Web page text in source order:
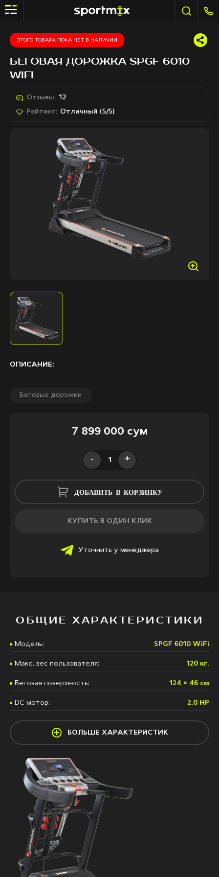
ЭТОГО ТОВАРА ПОКА НЕТ В НАЛИЧИИ
БЕГОВАЯ ДОРОЖКА SPGF 6010
WIFI
Отзывы: 12
Рейтинг: Отличный (5/5)
Беговые дорожки
ОПИСАНИЕ:
7 899 000 сум
- +
Уточнить у менеджера
ДОБАВИТЬ В КОРЗИНКУ
КУПИТЬ В ОДИН КЛИК
ОБЩИЕ ХАРАКТЕРИСТИКИ
Модель: SPGF 6010 WiFi
Макс. вес пользователя: 120 кг.
Беговая поверхность: 124 × 46 см
DС мотор: 2.0 HP
БОЛЬШЕ ХАРАКТЕРИСТИК